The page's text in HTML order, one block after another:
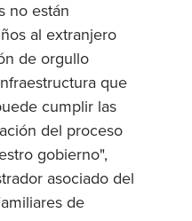
no están
al extranjero
de orgullo
que
cumplir las
del proceso
gobierno",
asociado del
de